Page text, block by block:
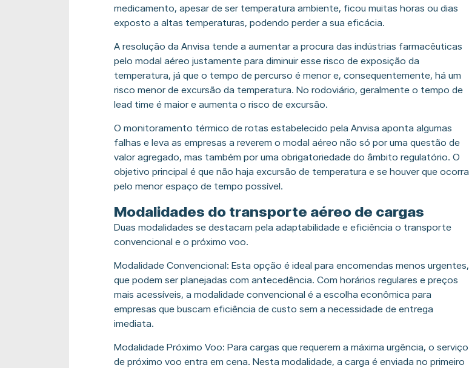
medicamento, apesar de ser temperatura ambiente, ficou muitas horas ou dias
exposto a altas temperaturas, podendo perder a sua eficácia.
A resolução da Anvisa tende a aumentar a procura das indústrias farmacêuticas
pelo modal aéreo justamente para diminuir esse risco de exposição da
temperatura, já que o tempo de percurso é menor e, consequentemente, há um
risco menor de excursão da temperatura. No rodoviário, geralmente o tempo de
lead time é maior e aumenta o risco de excursão.
O monitoramento térmico de rotas estabelecido pela Anvisa aponta algumas
falhas e leva as empresas a reverem o modal aéreo não só por uma questão de
valor agregado, mas também por uma obrigatoriedade do âmbito regulatório. O
objetivo principal é que não haja excursão de temperatura e se houver que ocorra
pelo menor espaço de tempo possível.
Modalidades do transporte aéreo de cargas
Duas modalidades se destacam pela adaptabilidade e eficiência o transporte
convencional e o próximo voo.
Modalidade Convencional: Esta opção é ideal para encomendas menos urgentes,
que podem ser planejadas com antecedência. Com horários regulares e preços
mais acessíveis, a modalidade convencional é a escolha econômica para
empresas que buscam eficiência de custo sem a necessidade de entrega
imediata.
Modalidade Próximo Voo: Para cargas que requerem a máxima urgência, o serviço
de próximo voo entra em cena. Nesta modalidade, a carga é enviada no primeiro